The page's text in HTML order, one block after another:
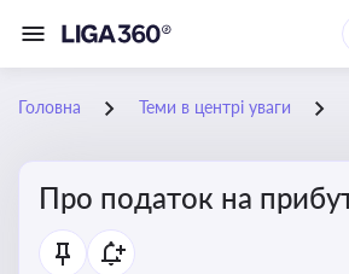
Головна Теми в центрі уваги
Про податок на